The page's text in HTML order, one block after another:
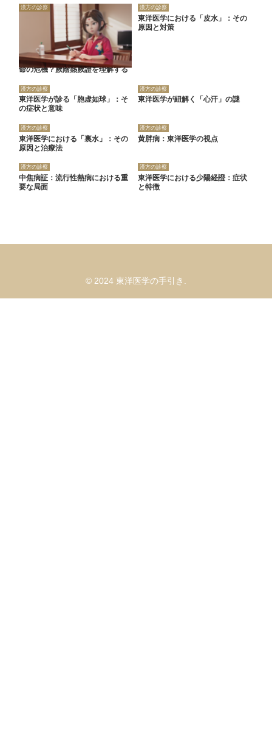
漢方の診察
命の危機？厥陰熱厥證を理解する
漢方の診察
東洋医学における「皮水」：その
原因と対策
漢方の診察
東洋医学が診る「胞虚如球」：そ
の症状と意味
漢方の診察
東洋医学が紐解く「心汗」の謎
漢方の診察
東洋医学における「裏水」：その
原因と治療法
漢方の診察
黄胖病：東洋医学の視点
漢方の診察
中焦病証：流行性熱病における重
要な局面
漢方の診察
東洋医学における少陽経證：症状
と特徴
© 2024 東洋医学の手引き.